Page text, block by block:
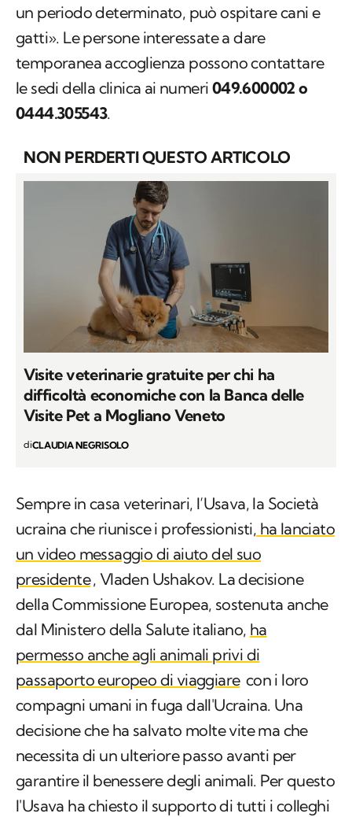
un periodo determinato, può ospitare cani e
gatti». Le persone interessate a dare
temporanea accoglienza possono contattare
le sedi della clinica ai numeri 049.600002 o
0444.305543.
NON PERDERTI QUESTO ARTICOLO
Visite veterinarie gratuite per chi ha
difficoltà economiche con la Banca delle
Visite Pet a Mogliano Veneto
diCLAUDIA NEGRISOLO
Sempre in casa veterinari, l’Usava, la Società
ucraina che riunisce i professionisti, ha lanciato
un video messaggio di aiuto del suo
presidente, Vladen Ushakov. La decisione
della Commissione Europea, sostenuta anche
dal Ministero della Salute italiano, ha
permesso anche agli animali privi di
passaporto europeo di viaggiare con i loro
compagni umani in fuga dall'Ucraina. Una
decisione che ha salvato molte vite ma che
necessita di un ulteriore passo avanti per
garantire il benessere degli animali. Per questo
l'Usava ha chiesto il supporto di tutti i colleghi